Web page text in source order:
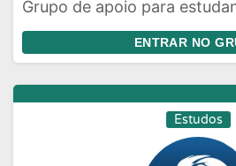
Grupo de apoio para
ENTRAR NO
Estudos